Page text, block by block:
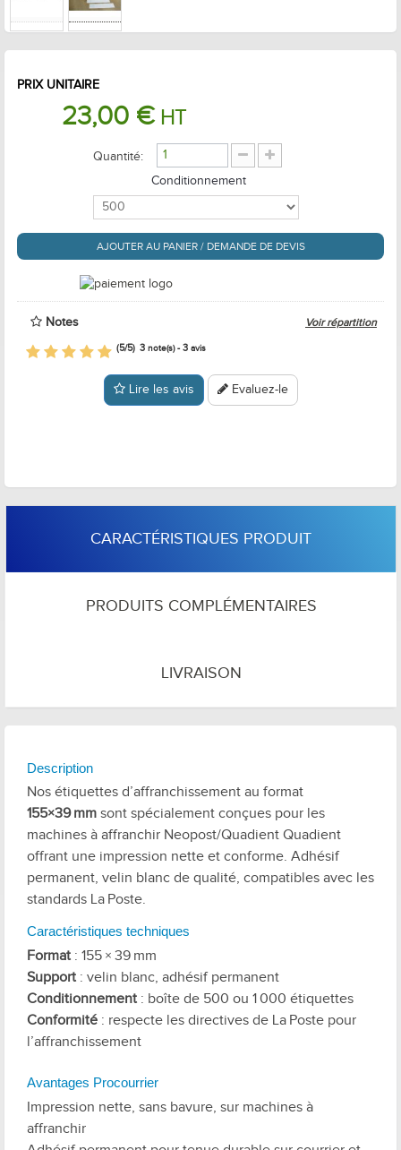
PRIX UNITAIRE
23,00 €HT
Quantité:
Conditionnement
AJOUTER AU PANIER / DEMANDE DE DEVIS
Notes Voir répartition
(5/5) 3 note(s) - 3 avis
Lire les avis Evaluez-le
CARACTÉRISTIQUES PRODUIT
PRODUITS COMPLÉMENTAIRES
LIVRAISON
Description
Nos étiquettes d’affranchissement au format
155×39 mm sont spécialement conçues pour les
machines à affranchir Neopost/Quadient Quadient
offrant une impression nette et conforme. Adhésif
permanent, velin blanc de qualité, compatibles avec les
standards La Poste.
Caractéristiques techniques
Format : 155 × 39 mm
Support : velin blanc, adhésif permanent
Conditionnement : boîte de 500 ou 1 000 étiquettes
Conformité : respecte les directives de La Poste pour
l’affranchissement
Avantages Procourrier
Impression nette, sans bavure, sur machines à
affranchir